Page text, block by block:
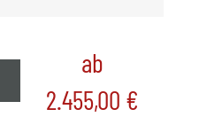
ab
2.455,00 €